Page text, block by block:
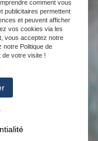
comment vous
publicitaires permettent
et peuvent afficher
vos cookies via les
vous acceptez notre
notre Politique de
de votre visite !